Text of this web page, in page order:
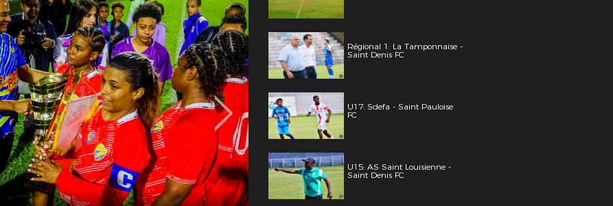
Régional 1: La Tamponnaise -
Saint Denis FC
U17: Sdefa - Saint Pauloise
FC
U15: AS Saint Louisienne -
Saint Denis FC